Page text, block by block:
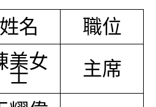
姓名
職位
美女
士 主席